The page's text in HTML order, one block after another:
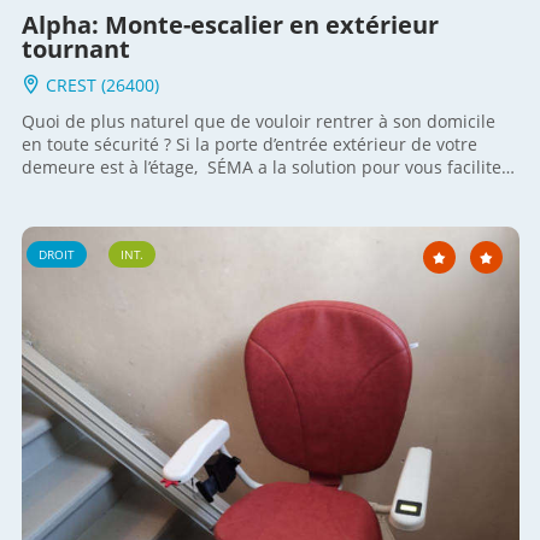
Alpha: Monte-escalier en extérieur
tournant
CREST (26400)
Quoi de plus naturel que de vouloir rentrer à son domicile
en toute sécurité ? Si la porte d’entrée extérieur de votre
demeure est à l’étage, SÉMA a la solution pour vous faciliter
extérieur conçu pour résister aux intempéries et présente
l’avantage d’être à la mesure de votre escalier car les rails
Crest a retrouvé sa liberté de circuler ! Lire notre actualité...
DROIT INT.